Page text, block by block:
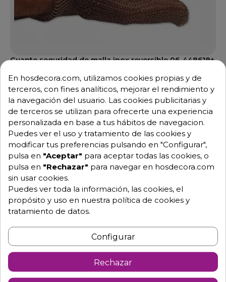
Guante seguridad de malla inox reversible 06-448618+
72,45 €105,00 € -31%
Ver opciones
DTO.
En hosdecora.com, utilizamos cookies propias y de
terceros, con fines analíticos, mejorar el rendimiento y
la navegación del usuario. Las cookies publicitarias y
de terceros se utilizan para ofrecerte una experiencia
personalizada en base a tus hábitos de navegacion.
Puedes ver el uso y tratamiento de las cookies y
modificar tus preferencias pulsando en "Configurar",
pulsa en "Aceptar" para aceptar todas las cookies, o
pulsa en "Rechazar" para navegar en hosdecora.com
sin usar cookies.
Puedes ver toda la información, las cookies, el
propósito y uso en nuestra política de cookies y
tratamiento de datos.
Configurar
Rechazar